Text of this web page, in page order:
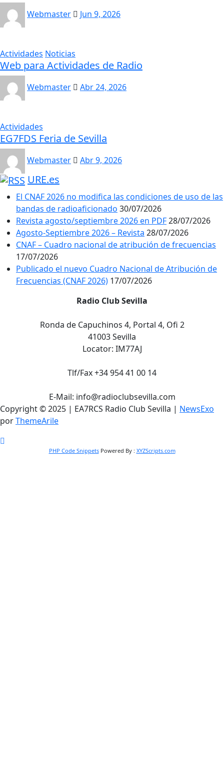
Webmaster Jun 9, 2026
Actividades Noticias
Web para Actividades de Radio
Webmaster Abr 24, 2026
Actividades
EG7FDS Feria de Sevilla
Webmaster Abr 9, 2026
URE.es
El CNAF 2026 no modifica las condiciones de uso de las
bandas de radioaficionado 30/07/2026
Revista agosto/septiembre 2026 en PDF28/07/2026
Agosto-Septiembre 2026 – Revista 28/07/2026
CNAF – Cuadro nacional de atribución de frecuencias
17/07/2026
Publicado el nuevo Cuadro Nacional de Atribución de
Frecuencias (CNAF 2026) 17/07/2026
Radio Club Sevilla
Ronda de Capuchinos 4, Portal 4, Ofi 2
41003 Sevilla
Locator: IM77AJ
Tlf/Fax +34 954 41 00 14
E-Mail: info@radioclubsevilla.com
Copyright © 2025 | EA7RCS Radio Club Sevilla | NewsExo
porThemeArile
PHP Code SnippetsPowered By : XYZScripts.com